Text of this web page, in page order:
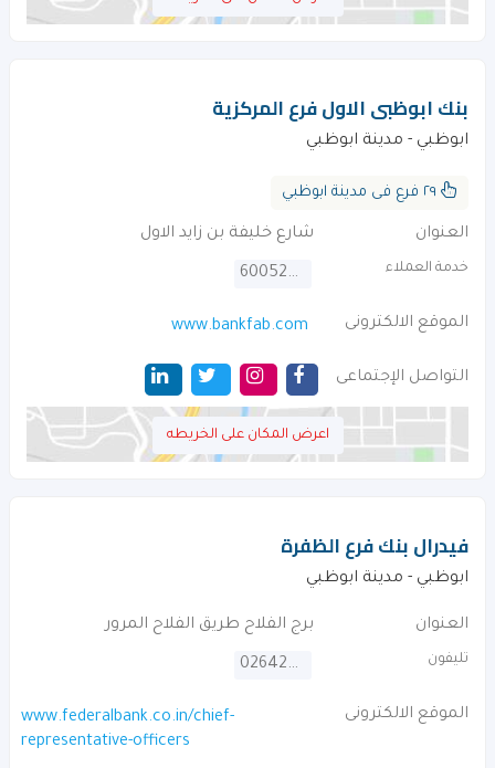
بنك ابوظبى الاول فرع المركزية
ابوظبي - مدينة ابوظبي
العنوان شارع خليفة بن زايد الاول
خدمة العملاء 600525500
الموقع الالكترونى www.bankfab.com
التواصل الإجتماعى
اعرض المكان على الخريطه
فيدرال بنك فرع الظفرة
ابوظبي - مدينة ابوظبي
العنوان برج الفلاح طريق الفلاح المرور
تليفون 026429368
الموقع الالكترونى
www.federalbank.co.in/chief-
representative-officers